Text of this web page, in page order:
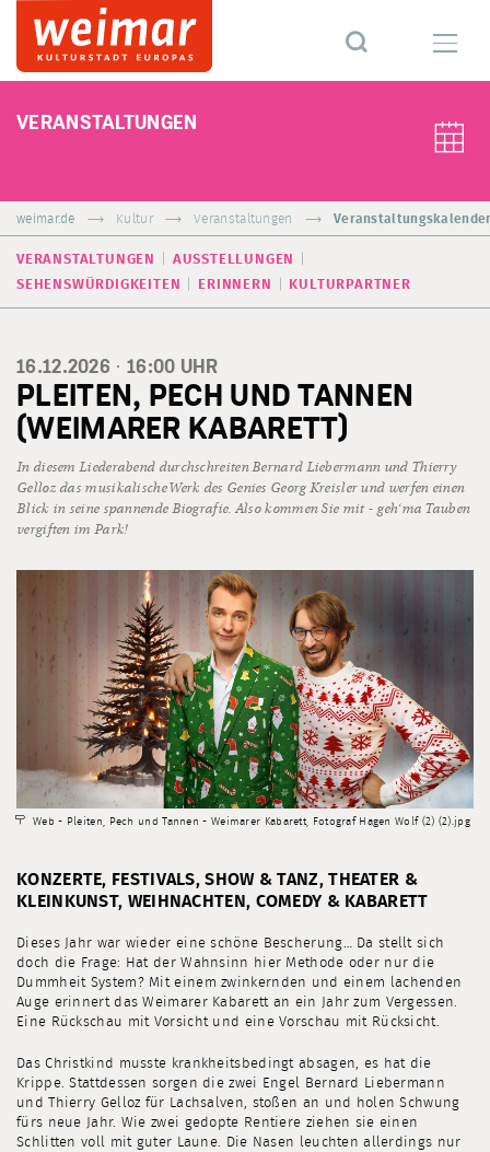
VERANSTALTUNGEN
weimar.de Kultur Veranstaltungen
VERANSTALTUNGEN
AUSSTELLUNGEN
SEHENSWÜRDIGKEITEN
ERINNERN KULTURPARTNER
16.12.2026 · 16:00 UHR
PLEITEN, PECH UND TANNEN
(WEIMARER KABARETT)
In diesem Liederabend durchschreiten Bernard Liebermann und Thierry
Gelloz das musikalische Werk des Genies Georg Kreisler und werfen einen
Blick in seine spannende Biografie. Also kommen Sie mit - geh‘ma Tauben
vergiften im Park!
Web - Pleiten, Pech und Tannen - Weimarer Kabarett, Fotograf Hagen Wolf (2) (2).jpg
KONZERTE, FESTIVALS, SHOW & TANZ, THEATER &
KLEINKUNST, WEIHNACHTEN, COMEDY & KABARETT
Dieses Jahr war wieder eine schöne Bescherung… Da stellt sich
doch die Frage: Hat der Wahnsinn hier Methode oder nur die
Dummheit System? Mit einem zwinkernden und einem lachenden
Auge erinnert das Weimarer Kabarett an ein Jahr zum Vergessen.
Eine Rückschau mit Vorsicht und eine Vorschau mit Rücksicht.
Das Christkind musste krankheitsbedingt absagen, es hat die
Krippe. Stattdessen sorgen die zwei Engel Bernard Liebermann
und Thierry Gelloz für Lachsalven, stoßen an und holen Schwung
fürs neue Jahr. Wie zwei gedopte Rentiere ziehen sie einen
Schlitten voll mit guter Laune. Die Nasen leuchten allerdings nur